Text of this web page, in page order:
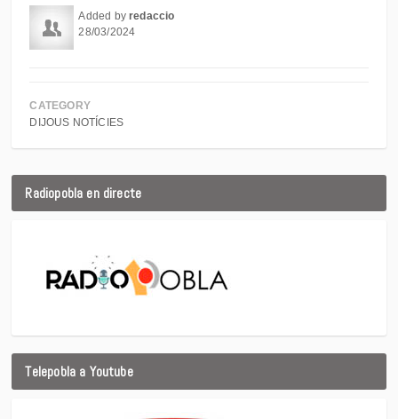
Added byredaccio
28/03/2024
CATEGORY
DIJOUS NOTÍCIES
Radiopobla en directe
Telepobla a Youtube